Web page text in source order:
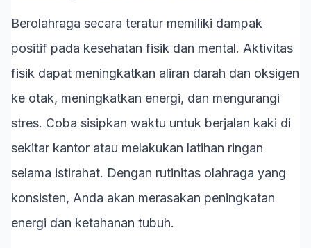
Berolahraga secara teratur memiliki dampak
positif pada kesehatan fisik dan mental. Aktivitas
fisik dapat meningkatkan aliran darah dan oksigen
ke otak, meningkatkan energi, dan mengurangi
stres. Coba sisipkan waktu untuk berjalan kaki di
sekitar kantor atau melakukan latihan ringan
selama istirahat. Dengan rutinitas olahraga yang
konsisten, Anda akan merasakan peningkatan
energi dan ketahanan tubuh.